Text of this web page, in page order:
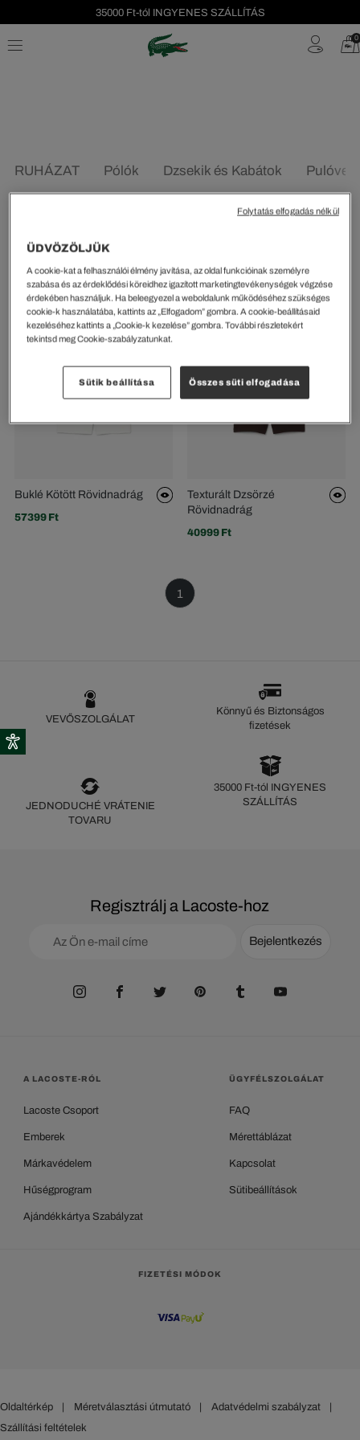
35000 Ft-tól INGYENES SZÁLLÍTÁS
Szezonális leárazás akár -40%! 0
RUHÁZAT Pólók Dzsekik és Kabátok
2 Eredmény
Buklé Kötött Rövidnadrág
57399 Ft
Texturált Dzsörzé
Rövidnadrág
40999 Ft
1
VEVŐSZOLGÁLAT
Könnyű és Biztonságos
fizetések
JEDNODUCHÉ VRÁTENIE
TOVARU
35000 Ft-tól INGYENES
SZÁLLÍTÁS
Regisztrálj a Lacoste-hoz
Bejelentkezés
A LACOSTE-RÓL
Lacoste Csoport
Emberek
Márkavédelem
Hűségprogram
Ajándékkártya Szabályzat
ÜGYFÉLSZOLGÁLAT
FAQ
Mérettáblázat
Kapcsolat
Sütibeállítások
FIZETÉSI MÓDOK
Oldaltérkép | Méretválasztási útmutató | Adatvédelmi szabályzat
|
Szállítási feltételek
ÜDVÖZÖLJÜK
A cookie-kat a felhasználói élmény javítása, az oldal funkcióinak személyre
szabása és az érdeklődési köreidhez igazított marketingtevékenységek végzése
érdekében használjuk. Ha beleegyezel a weboldalunk működéséhez szükséges
cookie-k használatába, kattints az „Elfogadom” gombra. A cookie-beállításaid
kezeléséhez kattints a „Cookie-k kezelése” gombra. További részletekért
tekintsd meg Cookie-szabályzatunkat.
Sütik beállítása Összes süti elfogadása
Folytatás elfogadás nélkül